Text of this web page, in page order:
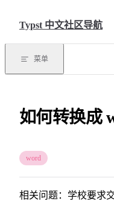
Typst 中文社区导航
菜单
如何转换成
word
相关问题：学校要求